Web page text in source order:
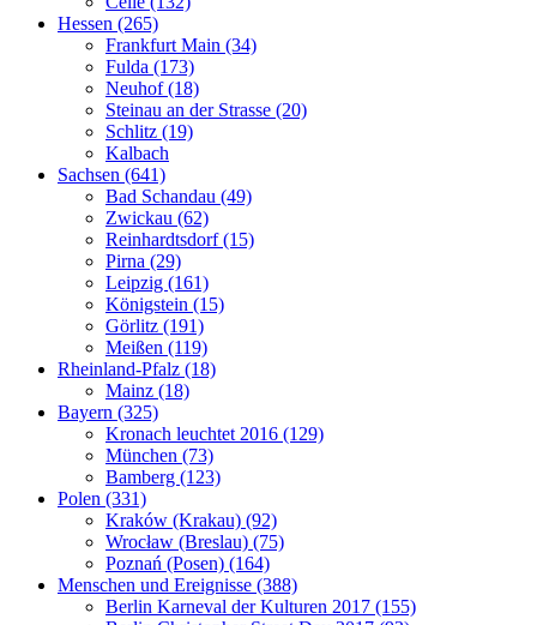
Hessen (265)
Frankfurt Main (34)
Fulda (173)
Neuhof (18)
Steinau an der Strasse (20)
Schlitz (19)
Kalbach
Sachsen (641)
Bad Schandau (49)
Zwickau (62)
Reinhardtsdorf (15)
Pirna (29)
Leipzig (161)
Königstein (15)
Görlitz (191)
Meißen (119)
Rheinland-Pfalz (18)
Mainz (18)
Bayern (325)
Kronach leuchtet 2016 (129)
München (73)
Bamberg (123)
Polen (331)
Kraków (Krakau) (92)
Wrocław (Breslau) (75)
Poznań (Posen) (164)
Menschen und Ereignisse (388)
Berlin Karneval der Kulturen 2017 (155)